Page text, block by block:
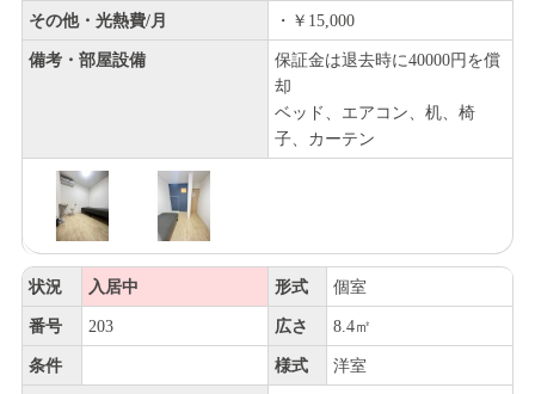
その他・光熱費/月 ・￥15,000
備考・部屋設備
保証金は退去時に40000円を償
却
ベッド、エアコン、机、椅
子、カーテン
状況 入居中 形式 個室
番号 203 広さ 8.4㎡
条件 様式 洋室